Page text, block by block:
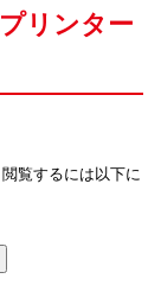
リンター
覧するには以下に